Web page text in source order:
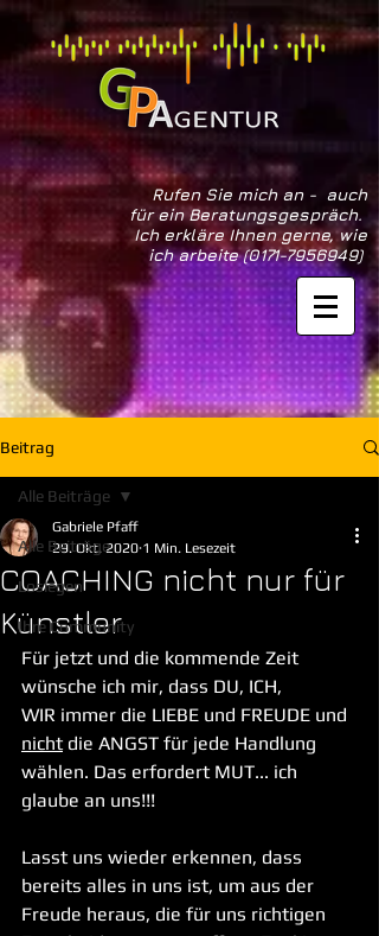
Rufen Sie mich an - auch
für ein Beratungsgespräch.
Ich erkläre Ihnen gerne, wie
ich arbeite(0171-7956949)
Beitrag
Alle Beiträge
Loslegen
Ihre Community
Alle Beiträge
COACHING nicht nur für
Künstler
Gabriele Pfaff
29. Okt. 2020 1 Min. Lesezeit
Für jetzt und die kommende Zeit
wünsche ich mir, dass DU, ICH,
WIR immer die LIEBE und FREUDE und
nicht die ANGST für jede Handlung
wählen. Das erfordert MUT... ich
glaube an uns!!!
Lasst uns wieder erkennen, dass
bereits alles in uns ist, um aus der
Freude heraus, die für uns richtigen